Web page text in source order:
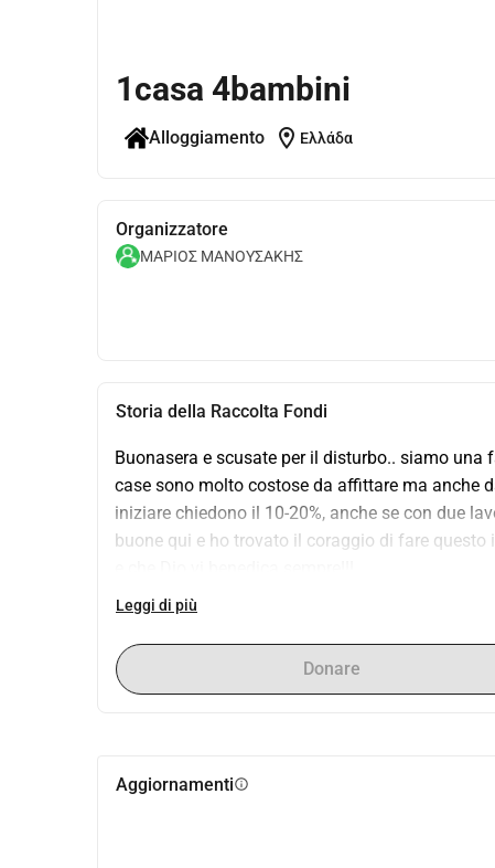
1casa 4bambini
Alloggiamento location_on Ελλάδα
Organizzatore
ΜΑΡΙΟΣ ΜΑΝΟΥΣΑΚΗΣ
Storia della Raccolta Fondi
Buonasera e scusate per il disturbo.. siamo
case sono molto costose da affittare ma anche
iniziare chiedono il 10-20%, anche se con due
buone qui e ho trovato il coraggio di fare
Leggi di più
Donare
Aggiornamentiinfo